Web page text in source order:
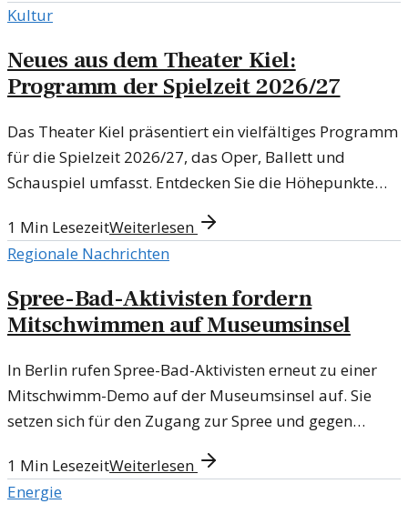
Kultur
Neues aus dem Theater Kiel:
Programm der Spielzeit 2026/27
Das Theater Kiel präsentiert ein vielfältiges Programm
für die Spielzeit 2026/27, das Oper, Ballett und
Schauspiel umfasst. Entdecken Sie die Höhepunkte
1 Min LesezeitWeiterlesen
Regionale Nachrichten
Spree-Bad-Aktivisten fordern
Mitschwimmen auf Museumsinsel
In Berlin rufen Spree-Bad-Aktivisten erneut zu einer
Mitschwimm-Demo auf der Museumsinsel auf. Sie
setzen sich für den Zugang zur Spree und gegen
1 Min LesezeitWeiterlesen
Energie